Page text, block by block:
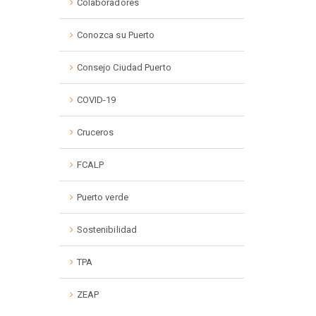
Colaboradores
Conozca su Puerto
Consejo Ciudad Puerto
COVID-19
Cruceros
FCALP
Puerto verde
Sostenibilidad
TPA
ZEAP